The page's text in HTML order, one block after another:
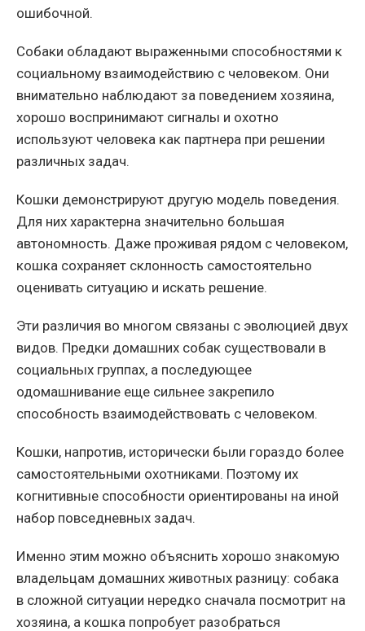
ошибочной.
Собаки обладают выраженными способностями к
социальному взаимодействию с человеком. Они
внимательно наблюдают за поведением хозяина,
хорошо воспринимают сигналы и охотно
используют человека как партнера при решении
различных задач.
Кошки демонстрируют другую модель поведения.
Для них характерна значительно большая
автономность. Даже проживая рядом с человеком,
кошка сохраняет склонность самостоятельно
оценивать ситуацию и искать решение.
Эти различия во многом связаны с эволюцией двух
видов. Предки домашних собак существовали в
социальных группах, а последующее
одомашнивание еще сильнее закрепило
способность взаимодействовать с человеком.
Кошки, напротив, исторически были гораздо более
самостоятельными охотниками. Поэтому их
когнитивные способности ориентированы на иной
набор повседневных задач.
Именно этим можно объяснить хорошо знакомую
владельцам домашних животных разницу: собака
в сложной ситуации нередко сначала посмотрит на
хозяина, а кошка попробует разобраться